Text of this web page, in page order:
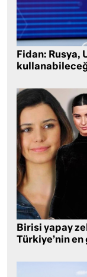
Fidan: Rusya,
Birisi yapay
Türkiye’nin